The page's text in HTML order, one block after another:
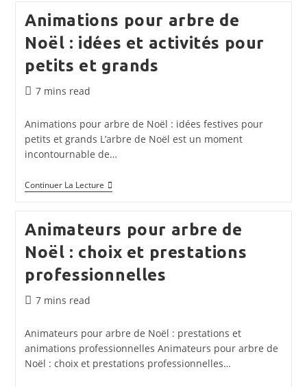
Noël
Réussi
:
Conseils
Et
Checklist
Animations pour arbre de
Noël : idées et activités pour
petits et grands
Temps
lecture :
7 mins read
Animations pour arbre de Noël : idées festives pour
petits et grands L’arbre de Noël est un moment
incontournable de…
Continuer La LectureAnimations
Pour
Noël
:
Idées
Et
Activités
Pour
Animateurs pour arbre de
Noël : choix et prestations
professionnelles
Temps
lecture :
7 mins read
Animateurs pour arbre de Noël : prestations et
animations professionnelles Animateurs pour arbre de
Noël : choix et prestations professionnelles…